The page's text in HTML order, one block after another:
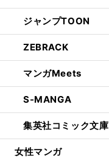
ジャンプTOON
ZEBRACK
マンガMeets
S-MANGA
集英社コミック文庫
女性マンガ